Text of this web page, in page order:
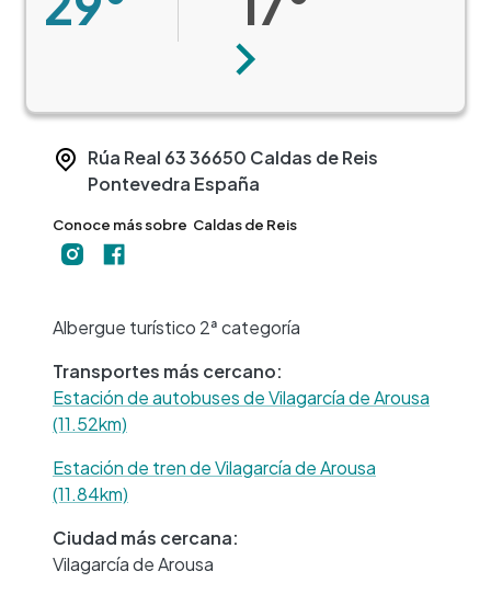
Siguiente
Rúa Real 6336650 Caldas de Reis
Pontevedra España
Conoce más sobre Caldas de Reis
Albergue turístico 2ª categoría
Transportes más cercano:
Estación de autobuses de Vilagarcía de Arousa
(11.52km)
Estación de tren de Vilagarcía de Arousa
(11.84km)
Ciudad más cercana:
Vilagarcía de Arousa